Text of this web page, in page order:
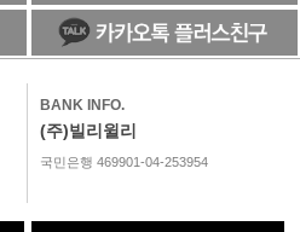
BANK INFO.
(주)빌리윌리
국민은행 469901-04-253954